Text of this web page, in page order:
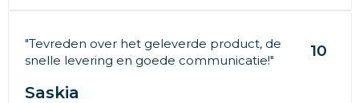
"Tevreden over het geleverde product, de
snelle levering en goede communicatie!"
10
Saskia